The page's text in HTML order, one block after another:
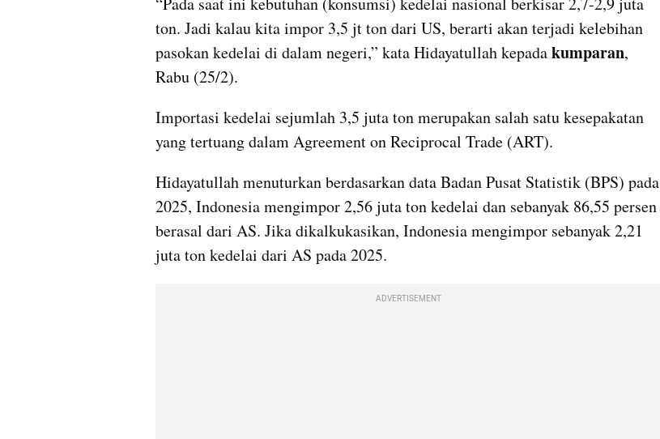
ton. Jadi kalau kita impor 3,5 jt ton dari US, berarti akan terjadi kelebihan
pasokan kedelai di dalam negeri,” kata Hidayatullah kepada kumparan,
Rabu (25/2).
Importasi kedelai sejumlah 3,5 juta ton merupakan salah satu kesepakatan
yang tertuang dalam Agreement on Reciprocal Trade (ART).
Hidayatullah menuturkan berdasarkan data Badan Pusat Statistik (BPS) pada
2025, Indonesia mengimpor 2,56 juta ton kedelai dan sebanyak 86,55 persen
berasal dari AS. Jika dikalkukasikan, Indonesia mengimpor sebanyak 2,21
juta ton kedelai dari AS pada 2025.
ADVERTISEMENT